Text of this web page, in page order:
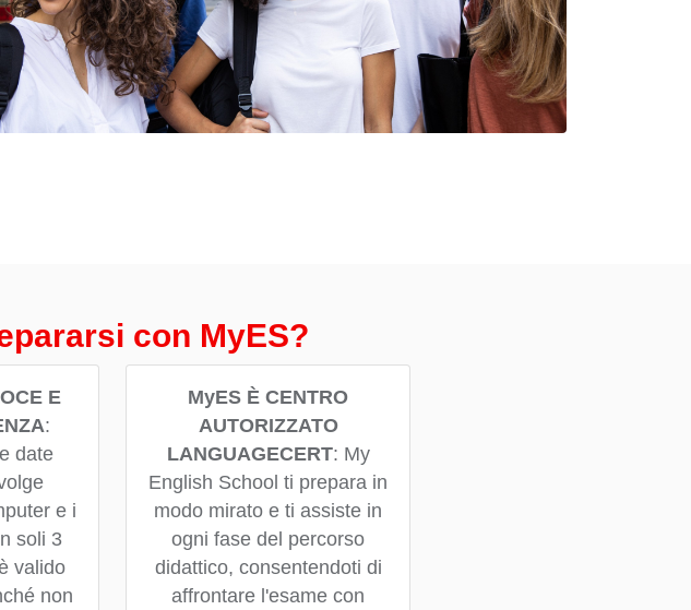
con MyES?
E
:
date
e i
soli 3
valido
non
MyES È CENTRO
AUTORIZZATO
LANGUAGECERT: My
English School ti prepara in
modo mirato e ti assiste in
ogni fase del percorso
didattico, consentendoti di
affrontare l'esame con